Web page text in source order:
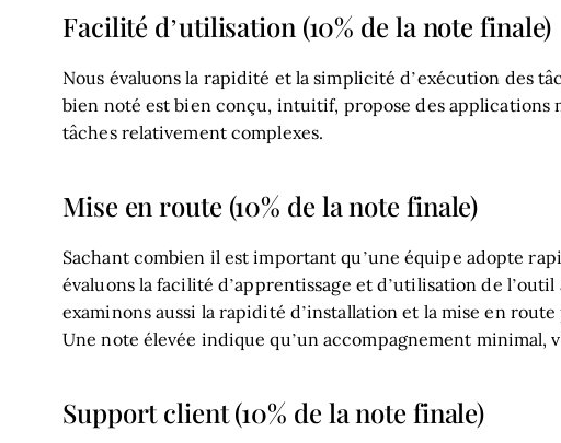
Facilité d’utilisation (10% de la note finale)
Nous évaluons la rapidité et la simplicité d’exécution des
bien noté est bien conçu, intuitif, propose des applications
tâches relativement complexes.
Mise en route (10% de la note finale)
Sachant combien il est important qu’une équipe adopte
évaluons la facilité d’apprentissage et d’utilisation de
examinons aussi la rapidité d’installation et la mise en
Une note élevée indique qu’un accompagnement minimal,
Support client (10% de la note finale)